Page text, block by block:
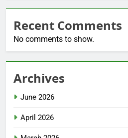
Recent Comments
No comments to show.
Archives
June 2026
April 2026